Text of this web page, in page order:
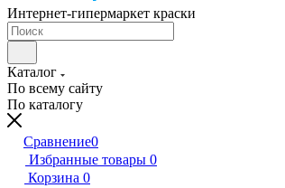
Интернет-гипермаркет краски
Каталог
По всему сайту
По каталогу
Сравнение0
Избранные товары 0
Корзина 0